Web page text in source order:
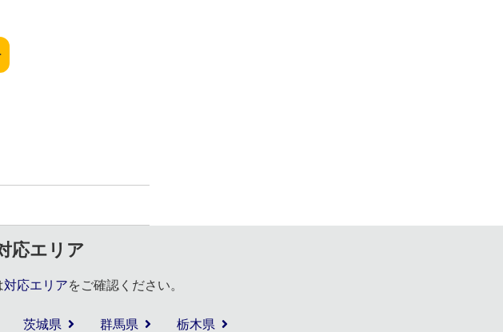
応エリア
対応エリアをご確認ください。
茨城県 群馬県 栃木県